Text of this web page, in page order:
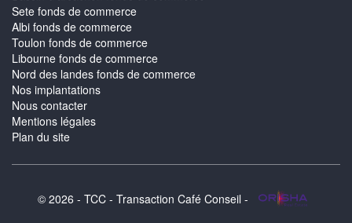
Sete fonds de commerce
Albi fonds de commerce
Toulon fonds de commerce
Libourne fonds de commerce
Nord des landes fonds de commerce
Nos implantations
Nous contacter
Mentions légales
Plan du site
© 2026 - TCC - Transaction Café Conseil -